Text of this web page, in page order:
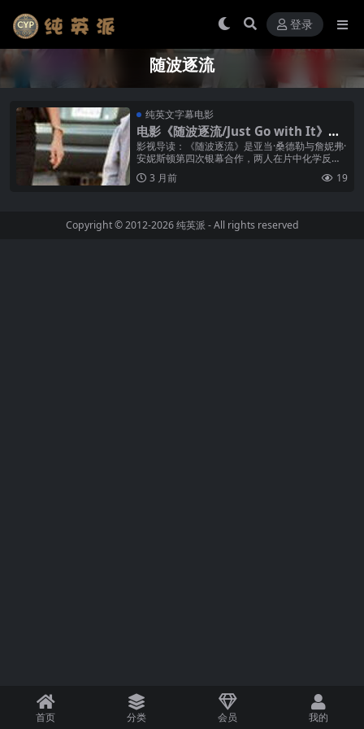
登录
随波逐流
纯英文字幕电影
电影《随波逐流/Just Go with It》纯
英文字幕高清MP4下载
影视导读：《随波逐流》是亚当·桑德勒与詹妮弗·
安妮斯顿第四次银幕合作，两人在片中化学反应
依然强烈。安妮斯顿饰演的凯瑟琳·墨菲是一名整
形外科医生助理，性格严谨、爱...
3 月前 19
Copyright © 2012-2026纯英派 - All rights reserved
首页 分类 会员 我的